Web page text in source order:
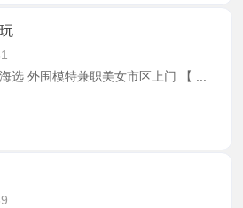
选 外围模特兼职美女市区上门 【 ...